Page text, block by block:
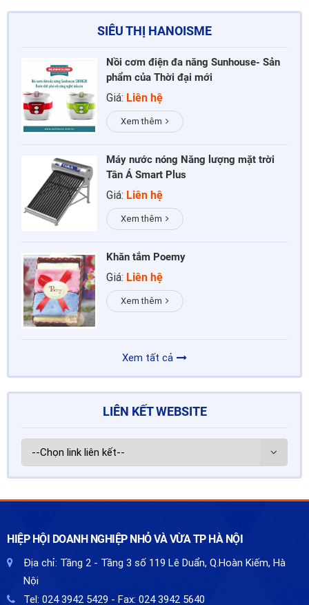
SIÊU THỊ HANOISME
Nồi cơm điện đa năng Sunhouse- Sản
phẩm của Thời đại mới
Giá: Liên hệ
Xem thêm
Máy nước nóng Năng lượng mặt trời
Tân Á Smart Plus
Giá: Liên hệ
Xem thêm
Khăn tắm Poemy
Giá: Liên hệ
Xem thêm
Xem tất cả
LIÊN KẾT WEBSITE
HIỆP HỘI DOANH NGHIỆP NHỎ VÀ VỪA TP HÀ NỘI
Địa chỉ: Tầng 2 - Tầng 3 số 119 Lê Duẩn, Q.Hoàn Kiếm, Hà
Nội
Tel: 024 3942 5429 - Fax: 024 3942 5640